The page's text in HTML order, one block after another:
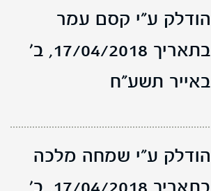
הודלק ע"י קסם עמר
בתאריך 17/04/2018,
ב'
באייר תשע"ח
הודלק ע"י שמחה מלכה